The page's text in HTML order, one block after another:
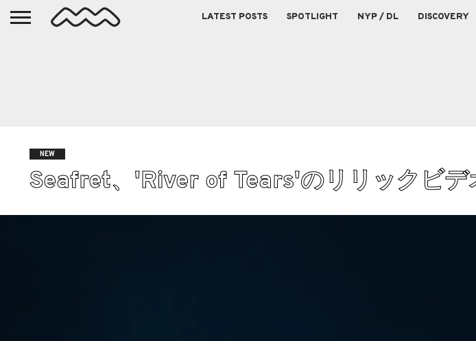
LATEST POSTS SPOTLIGHT NYP / DL DISCOVERY
NEW
Seafret、'River of Tears'のリリックビデ